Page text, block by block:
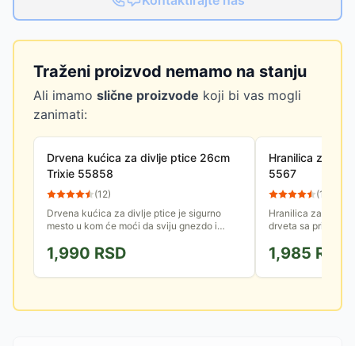
Traženi proizvod nemamo na stanju
Ali imamo slične proizvode koji bi vas mogli
zanimati:
Drvena kućica za divlje ptice 26cm
Trixie 55858
(12)
Drvena kućica za divlje ptice je sigurno
mesto u kom će moći da sviju gnezdo i
Dimenzija je 20x26x17cm, otvor je...
1,990 RSD
Hranilica za
5567
(10
Hranilica za divlje
drveta sa
nahranite divlje...
1,985 RSD